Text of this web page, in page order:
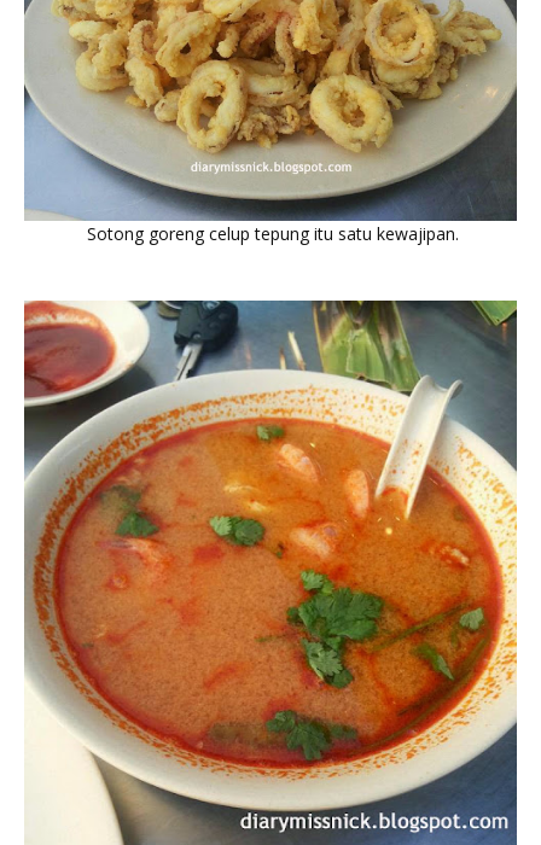
Sotong goreng celup tepung itu satu kewajipan.